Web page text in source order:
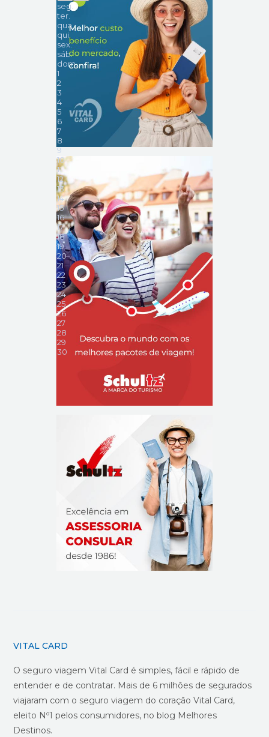
VITAL CARD
O seguro viagem Vital Card é simples, fácil e rápido de
entender e de contratar. Mais de 6 milhões de segurados
viajaram com o seguro viagem do coração Vital Card,
eleito Nº1 pelos consumidores, no blog Melhores
Destinos.